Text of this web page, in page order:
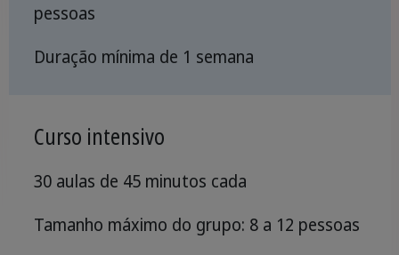
pessoas
Duração mínima de 1 semana
Curso intensivo
30 aulas de 45 minutos cada
Tamanho máximo do grupo: 8 a 12 pessoas